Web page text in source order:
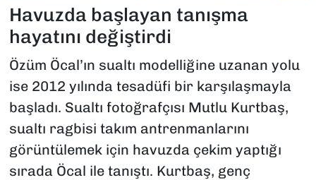
Havuzda başlayan tanışma
hayatını değiştirdi
Özüm Öcal’ın sualtı modelliğine uzanan yolu
ise 2012 yılında tesadüfi bir karşılaşmayla
başladı. Sualtı fotoğrafçısı Mutlu Kurtbaş,
sualtı ragbisi takım antrenmanlarını
görüntülemek için havuzda çekim yaptığı
sırada Öcal ile tanıştı. Kurtbaş, genç